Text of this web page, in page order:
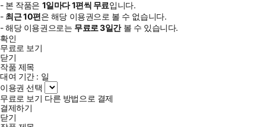
- 본 작품은 1일마다1편씩 무료입니다.
- 최근10편은 해당 이용권으로 볼 수 없습니다.
- 해당 이용권으로는 무료로3일간볼 수 있습니다.
확인
무료로 보기
닫기
작품 제목
대여 기간 : 일
이용권 선택
무료로 보기 다른 방법으로 결제
결제하기
닫기